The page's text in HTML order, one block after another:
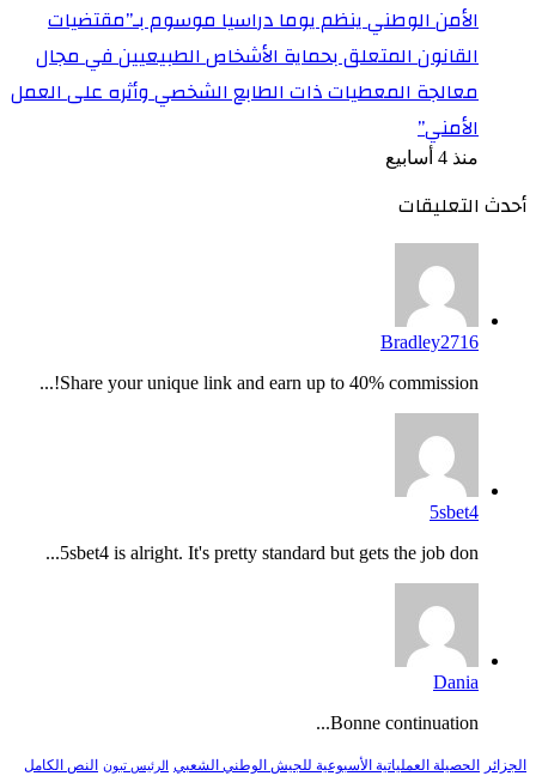
الأمن الوطني ينظم يوما دراسيا موسوم بـ”مقتضيات
القانون المتعلق بحماية الأشخاص الطبيعيين في مجال
معالجة المعطيات ذات الطابع الشخصي وأثره على العمل
الأمني”
منذ 4 أسابيع
أحدث التعليقات
Bradley2716
Share your unique link and earn up to 40% commission!...
5sbet4
5sbet4 is alright. It's pretty standard but gets the job don...
Dania
Bonne continuation...
الجزائر الحصيلة العملياتية الأسبوعية للجيش الوطني الشعبي الرئيس تبون النص الكامل